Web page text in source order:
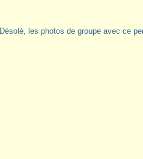
Désolé, les photos de groupe avec ce